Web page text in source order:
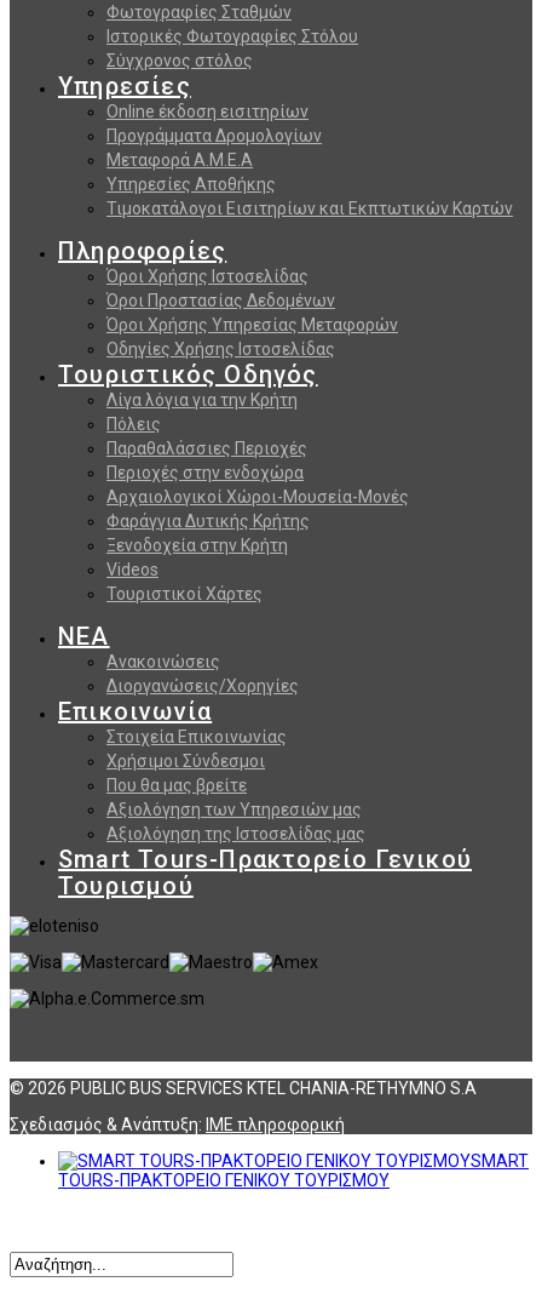
Φωτογραφίες Σταθμών
Ιστορικές Φωτογραφίες Στόλου
Σύγχρονος στόλος
Υπηρεσίες
Online έκδοση εισιτηρίων
Προγράμματα Δρομολογίων
Μεταφορά Α.Μ.Ε.Α
Υπηρεσίες Αποθήκης
Τιμοκατάλογοι Εισιτηρίων και Εκπτωτικών Καρτών
Πληροφορίες
Όροι Χρήσης Ιστοσελίδας
Όροι Προστασίας Δεδομένων
Όροι Χρήσης Υπηρεσίας Μεταφορών
Οδηγίες Χρήσης Ιστοσελίδας
Τουριστικός Οδηγός
Λίγα λόγια για την Κρήτη
Πόλεις
Παραθαλάσσιες Περιοχές
Περιοχές στην ενδοχώρα
Αρχαιολογικοί Χώροι-Μουσεία-Μονές
Φαράγγια Δυτικής Κρήτης
Ξενοδοχεία στην Κρήτη
Videos
Τουριστικοί Χάρτες
ΝΕΑ
Ανακοινώσεις
Διοργανώσεις/Χορηγίες
Επικοινωνία
Στοιχεία Επικοινωνίας
Χρήσιμοι Σύνδεσμοι
Που θα μας βρείτε
Αξιολόγηση των Υπηρεσιών μας
Αξιολόγηση της Ιστοσελίδας μας
Smart Tours-Πρακτορείο Γενικού
Τουρισμού
© 2026 PUBLIC BUS SERVICES KTEL CHANIA-RETHYMNO S.A
Σχεδιασμός & Ανάπτυξη: ΙΜΕ πληροφορική
SMART
TOURS-ΠΡΑΚΤΟΡΕΙΟ ΓΕΝΙΚΟΥ ΤΟΥΡΙΣΜΟΥ